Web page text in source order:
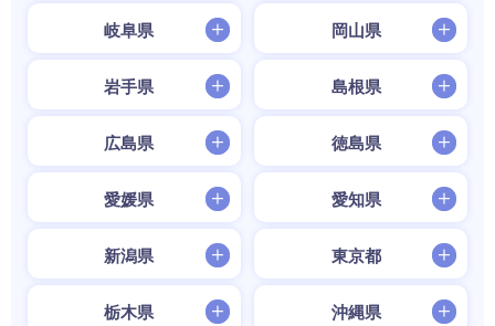
岐阜県 岡山県
岩手県 島根県
広島県 徳島県
愛媛県 愛知県
新潟県 東京都
栃木県 沖縄県